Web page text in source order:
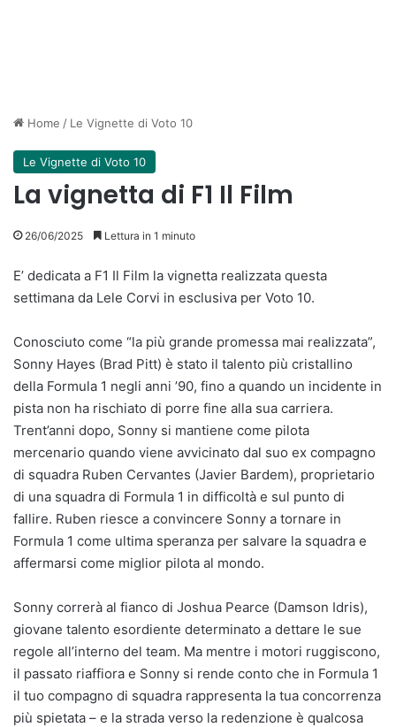
Home / Le Vignette di Voto 10
Le Vignette di Voto 10
La vignetta di F1 Il Film
26/06/2025 Lettura in 1 minuto
E’ dedicata a F1 Il Film la vignetta realizzata questa
settimana da Lele Corvi in esclusiva per Voto 10.
Conosciuto come “la più grande promessa mai realizzata”,
Sonny Hayes (Brad Pitt) è stato il talento più cristallino
della Formula 1 negli anni ’90, fino a quando un incidente in
pista non ha rischiato di porre fine alla sua carriera.
Trent’anni dopo, Sonny si mantiene come pilota
mercenario quando viene avvicinato dal suo ex compagno
di squadra Ruben Cervantes (Javier Bardem), proprietario
di una squadra di Formula 1 in difficoltà e sul punto di
fallire. Ruben riesce a convincere Sonny a tornare in
Formula 1 come ultima speranza per salvare la squadra e
affermarsi come miglior pilota al mondo.
Sonny correrà al fianco di Joshua Pearce (Damson Idris),
giovane talento esordiente determinato a dettare le sue
regole all’interno del team. Ma mentre i motori ruggiscono,
il passato riaffiora e Sonny si rende conto che in Formula 1
il tuo compagno di squadra rappresenta la tua concorrenza
più spietata – e la strada verso la redenzione è qualcosa